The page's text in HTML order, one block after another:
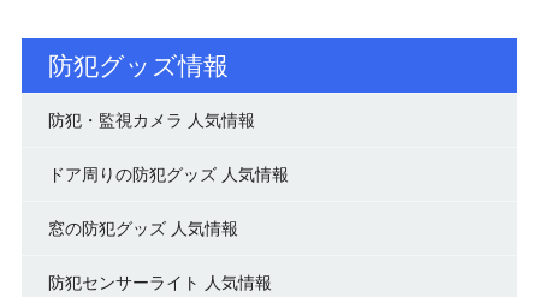
防犯グッズ情報
防犯・監視カメラ 人気情報
ドア周りの防犯グッズ 人気情報
窓の防犯グッズ 人気情報
防犯センサーライト 人気情報